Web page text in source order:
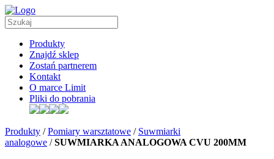
Produkty
Znajdź sklep
Zostań partnerem
Kontakt
O marce Limit
Pliki do pobrania
Produkty /Pomiary warsztatowe / Suwmiarki
analogowe /SUWMIARKA ANALOGOWA CVU 200MM